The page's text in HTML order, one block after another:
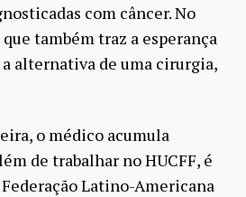
com câncer. No
também traz a esperança
alternativa de uma cirurgia,
o médico acumula
de trabalhar no HUCFF, é
Latino-Americana